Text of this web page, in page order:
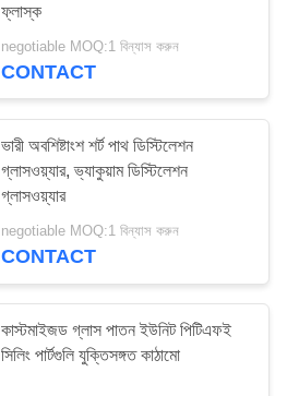
ফ্লাস্ক
negotiable MOQ:1 বিন্যাস করুন
CONTACT
ভারী অবশিষ্টাংশ শর্ট পাথ ডিস্টিলেশন
গ্লাসওয়্যার, ভ্যাকুয়াম ডিস্টিলেশন
গ্লাসওয়্যার
negotiable MOQ:1 বিন্যাস করুন
CONTACT
কাস্টমাইজড গ্লাস পাতন ইউনিট পিটিএফই
সিলিং পার্টগুলি যুক্তিসঙ্গত কাঠামো